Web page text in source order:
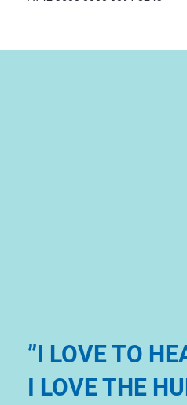
”I LOVE TO
I LOVE THE